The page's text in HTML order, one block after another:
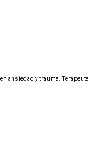
ansiedad y trauma. Terapeuta